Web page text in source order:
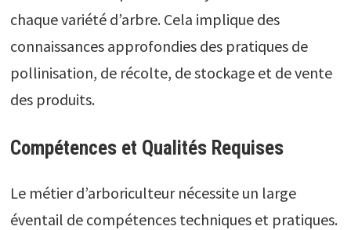
chaque variété d’arbre. Cela implique des
connaissances approfondies des pratiques de
pollinisation, de récolte, de stockage et de vente
des produits.
Compétences et Qualités Requises
Le métier d’arboriculteur nécessite un large
éventail de compétences techniques et pratiques.